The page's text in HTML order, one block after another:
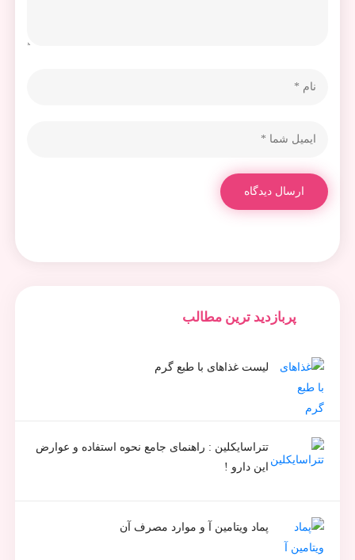
پربازدید ترین مطالب
لیست غذاهای با طبع گرم
تتراسایکلین : راهنمای جامع نحوه استفاده و عوارض
این دارو !
پماد ویتامین آ و موارد مصرف آن
ارسال دیدگاه